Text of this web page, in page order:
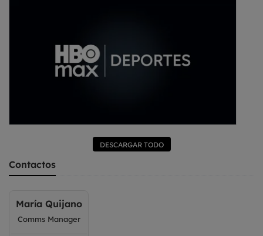
DESCARGAR TODO
Contactos
María Quijano
Comms Manager